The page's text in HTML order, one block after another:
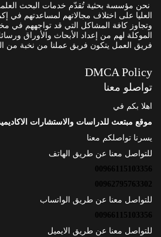
نحن مؤسسة بحثية تُقدّم خدمات البحث
العليا على اختلاف مجالاتهم لمساعدتهم في
وتجاوز كافة المشاكل التي قد تواجههم في
الموكلة لهم من إعداد الأبحاث والأوراق
فريق العمل يتكون فريق عملنا من نخبة من
DMCA Policy
تواصلو معنا
اهلا بكم في
موقع مبتعث للدراسات والاستشارات
يسرنا تواصلكم معنا
للتواصل معنا عن طريق الهاتف
00966115103356
00962795763302
للتواصل معنا عن طريق الواتساب
00966115103356
للتواصل معنا عن طريق الايميل